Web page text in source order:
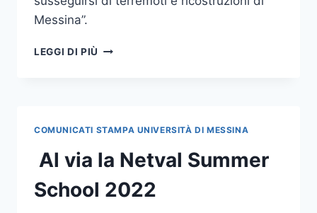
Messina”.
LEGGI DI PIÙ PORTE
AFFACCIO
SUL
SUSSEGUIRSI
DI
COMUNICATI STAMPA UNIVERSITÀ DI MESSINA
Al via la Netval Summer
School 2022